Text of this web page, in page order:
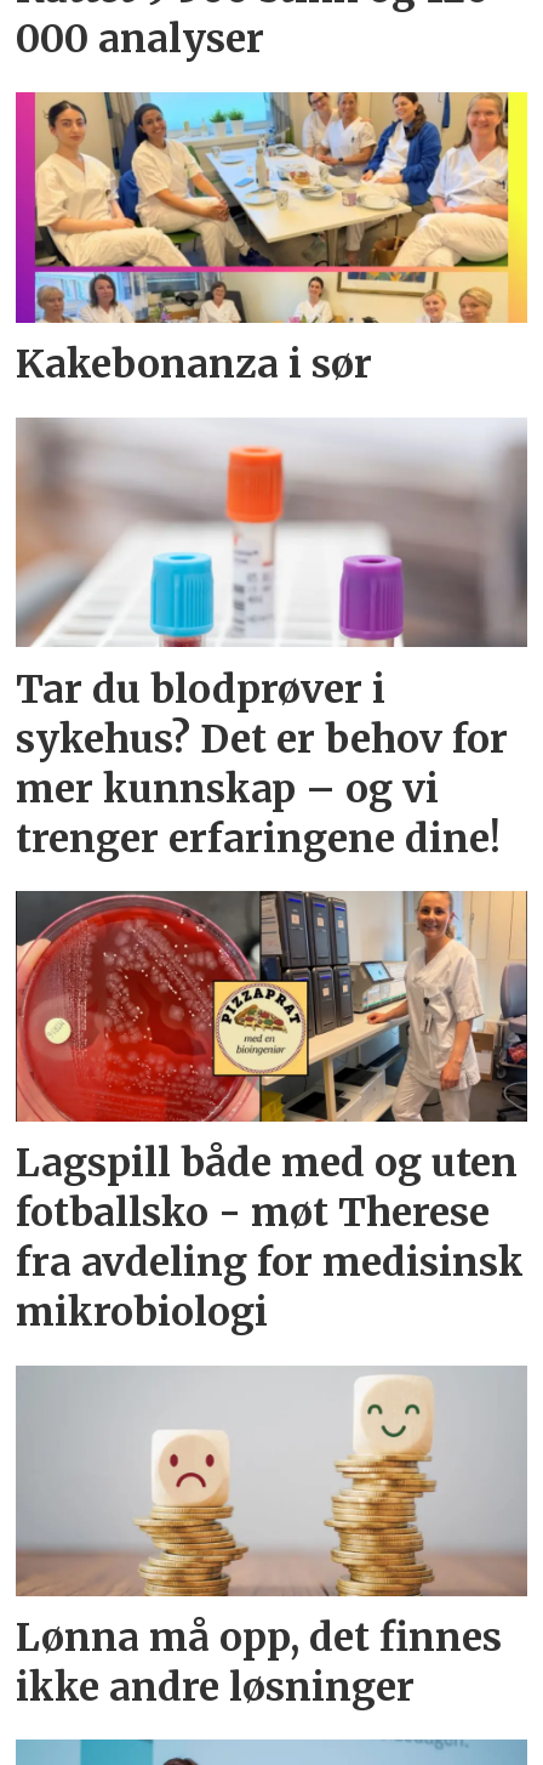
000 analyser
Kakebonanza i sør
Tar du blodprøver i
sykehus? Det er behov for
mer kunnskap – og vi
trenger erfaringene dine!
Lagspill både med og uten
fotballsko - møt Therese
fra avdeling for medisinsk
mikrobiologi
Lønna må opp, det finnes
ikke andre løsninger